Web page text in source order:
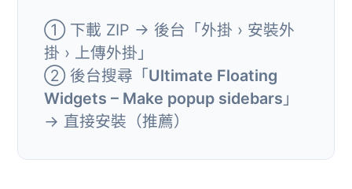
① 下載 ZIP → 後台「外掛 › 安裝外
掛 › 上傳外掛」
② 後台搜尋「Ultimate Floating
Widgets – Make popup sidebars 」
→ 直接安裝（推薦）